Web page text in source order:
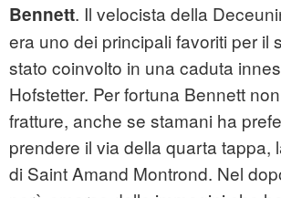
Bennett. Il velocista della
era uno dei principali favoriti per il
stato coinvolto in una caduta
Hofstetter. Per fortuna Bennett
fratture, anche se stamani ha
prendere il via della quarta tappa,
di Saint Amand Montrond. Nel